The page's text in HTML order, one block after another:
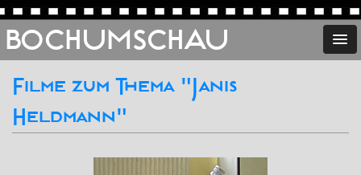
BOCHUMSCHAU
Filme zum Thema "Janis
Heldmann"